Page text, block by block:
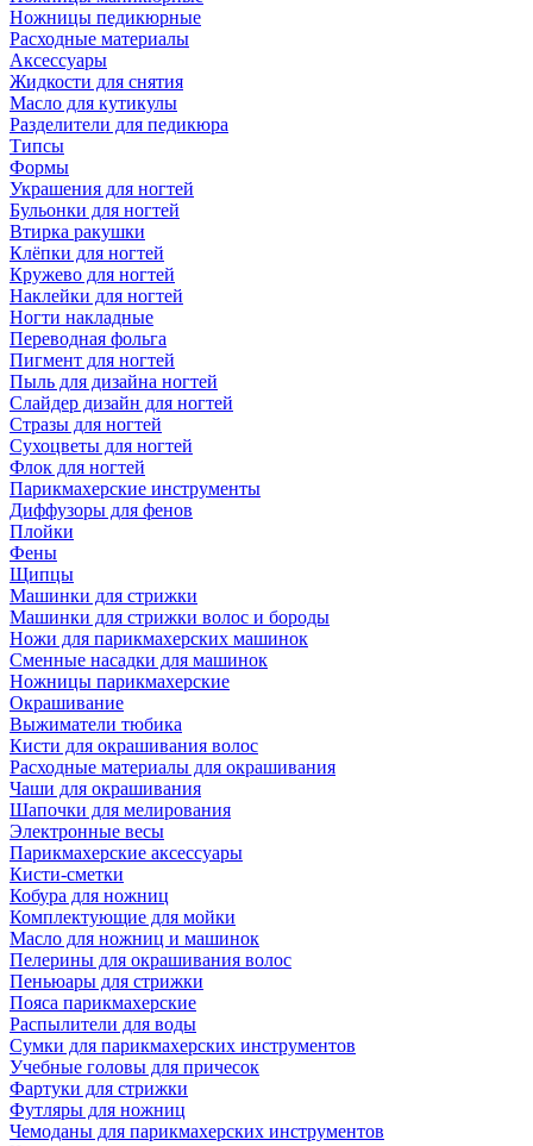
Ножницы педикюрные
Расходные материалы
Аксессуары
Жидкости для снятия
Масло для кутикулы
Разделители для педикюра
Типсы
Формы
Украшения для ногтей
Бульонки для ногтей
Втирка ракушки
Клёпки для ногтей
Кружево для ногтей
Наклейки для ногтей
Ногти накладные
Переводная фольга
Пигмент для ногтей
Пыль для дизайна ногтей
Слайдер дизайн для ногтей
Стразы для ногтей
Сухоцветы для ногтей
Флок для ногтей
Парикмахерские инструменты
Диффузоры для фенов
Плойки
Фены
Щипцы
Машинки для стрижки
Машинки для стрижки волос и бороды
Ножи для парикмахерских машинок
Сменные насадки для машинок
Ножницы парикмахерские
Окрашивание
Выжиматели тюбика
Кисти для окрашивания волос
Расходные материалы для окрашивания
Чаши для окрашивания
Шапочки для мелирования
Электронные весы
Парикмахерские аксессуары
Кисти-сметки
Кобура для ножниц
Комплектующие для мойки
Масло для ножниц и машинок
Пелерины для окрашивания волос
Пеньюары для стрижки
Пояса парикмахерские
Распылители для воды
Сумки для парикмахерских инструментов
Учебные головы для причесок
Фартуки для стрижки
Футляры для ножниц
Чемоданы для парикмахерских инструментов